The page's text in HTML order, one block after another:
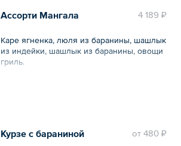
4 189 ₽
Ассорти Мангала
Каре ягненка, люля из баранины, шашлык
из индейки, шашлык из баранины, овощи
гриль.
oт 480 ₽
Курзе с бараниной